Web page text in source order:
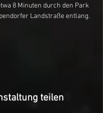
8 Minuten durch den Park
Landstraße entlang.
teilen